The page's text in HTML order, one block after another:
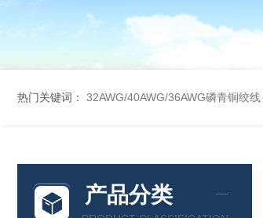
热门关键词： 32AWG/40AWG/36AWG磷青铜绞线
产品分类